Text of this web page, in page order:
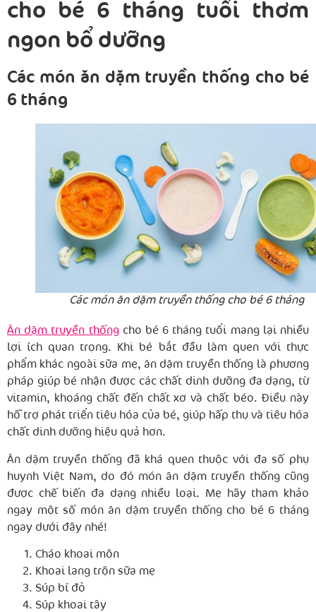
cho bé 6 tháng tuổi thơm
ngon bổ dưỡng
Các món ăn dặm truyền thống cho bé
6 tháng
Các món ăn dặm truyền thống cho bé 6 tháng
Ăn dặm truyền thốngcho bé 6 tháng tuổi mang lại nhiều
lợi ích quan trọng. Khi bé bắt đầu làm quen với thực
phẩm khác ngoài sữa mẹ, ăn dặm truyền thống là phương
pháp giúp bé nhận được các chất dinh dưỡng đa dạng, từ
vitamin, khoáng chất đến chất xơ và chất béo. Điều này
hỗ trợ phát triển tiêu hóa của bé, giúp hấp thụ và tiêu hóa
chất dinh dưỡng hiệu quả hơn.
Ăn dặm truyền thống đã khá quen thuộc với đa số phụ
huynh Việt Nam, do đó món ăn dặm truyền thống cũng
được chế biến đa dạng nhiều loại. Mẹ hãy tham khảo
ngay một số món ăn dặm truyền thống cho bé 6 tháng
ngay dưới đây nhé!
Cháo khoai môn
Khoai lang trộn sữa mẹ
Súp bí đỏ
Súp khoai tây